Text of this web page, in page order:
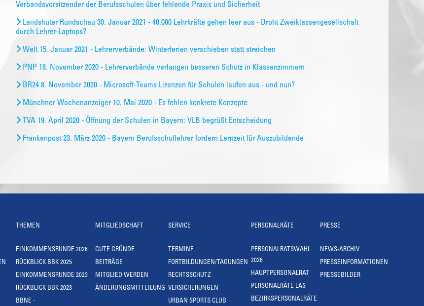
Verbandsvorsitzender der Berufsschulen über fehlende Praxis und Sicherheit
Landshuter Rundschau 30. Januar 2021 - 40.000 Lehrkräfte gehen leer aus - Droht Zweiklassengesellschaft
durch Lehrer-Laptops?
Welt 15. Januar 2021 - Lehrerverbände: Winterferien verschieben statt streichen
PNP 18. November 2020 - Lehrerverbände verlangen besseren Schutz in Klassenzimmern
BR24 8. November 2020 - Microsoft-Teams Lizenzen für Schulen laufen aus - und nun?
Münchner Wochenanzeiger 10. Mai 2020 - Es fehlen konkrete Konzepte
TVA 19. April 2020 - Öffnung der Schulen in Bayern: VLB begrüßt Entscheidung
Frankenpost 23. März 2020 - Bayern Berufsschullehrer fordern Lernzeit für Auszubildende
THEMEN
EINKOMMENSRUNDE 2026
RÜCKBLICK BBK 2025
EINKOMMENSRUNDE 2023
RÜCKBLICK BBK 2023
BBNE -
MITGLIEDSCHAFT
GUTE GRÜNDE
BEITRÄGE
MITGLIED WERDEN
ÄNDERUNGSMITTEILUNG
SERVICE
TERMINE
FORTBILDUNGEN/TAGUNGEN
RECHTSSCHUTZ
VERSICHERUNGEN
URBAN SPORTS CLUB
PERSONALRÄTE
PERSONALRATSWAHL
2026
HAUPTPERSONALRAT
PERSONALRÄTE LAS
BEZIRKSPERSONALRÄTE
PRESSE
NEWS-ARCHIV
PRESSEINFORMATIONEN
PRESSEBILDER